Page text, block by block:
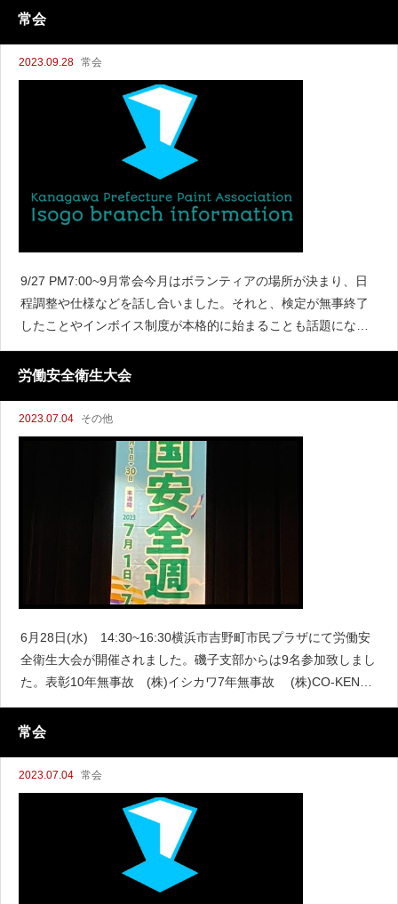
細、12月
常会
2023.09.28 常会
9/27 PM7:00~9月常会今月はボランティアの場所が決まり、日
程調整や仕様などを話し合いました。それと、検定が無事終了
したことやインボイス制度が本格的に始まることも話題になり
ました。
労働安全衛生大会
2023.07.04 その他
6月28日(水) 14:30~16:30横浜市吉野町市民プラザにて労働安
全衛生大会が開催されました。磯子支部からは9名参加致しまし
た。表彰10年無事故 (株)イシカワ7年無事故 (株)CO-KEN3
年無事故 (有)鶴見建装上
常会
2023.07.04 常会